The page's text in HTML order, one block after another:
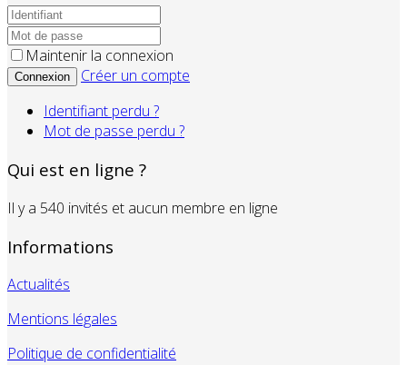
Maintenir la connexion
Connexion
Créer un compte
Identifiant perdu ?
Mot de passe perdu ?
Qui est en ligne ?
Il y a 540 invités et aucun membre en ligne
Informations
Actualités
Mentions légales
Politique de confidentialité